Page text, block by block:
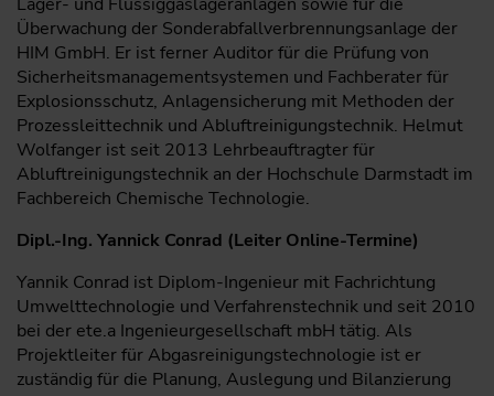
Überwachung der Sonderabfallverbrennungsanlage der
HIM GmbH. Er ist ferner Auditor für die Prüfung von
Sicherheitsmanagementsystemen und Fachberater für
Explosionsschutz, Anlagensicherung mit Methoden der
Prozessleittechnik und Abluftreinigungstechnik. Helmut
Wolfanger ist seit 2013 Lehrbeauftragter für
Abluftreinigungstechnik an der Hochschule Darmstadt im
Fachbereich Chemische Technologie.
Dipl.-Ing. Yannick Conrad (Leiter Online-Termine)
Yannik Conrad ist Diplom-Ingenieur mit Fachrichtung
Umwelttechnologie und Verfahrenstechnik und seit 2010
bei der ete.a Ingenieurgesellschaft mbH tätig. Als
Projektleiter für Abgasreinigungstechnologie ist er
zuständig für die Planung, Auslegung und Bilanzierung